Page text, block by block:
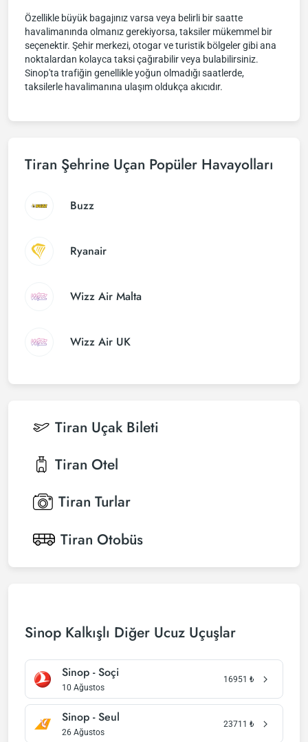
Özellikle büyük bagajınız varsa veya belirli bir saatte
havalimanında olmanız gerekiyorsa, taksiler mükemmel bir
seçenektir. Şehir merkezi, otogar ve turistik bölgeler gibi ana
noktalardan kolayca taksi çağırabilir veya bulabilirsiniz.
Sinop'ta trafiğin genellikle yoğun olmadığı saatlerde,
taksilerle havalimanına ulaşım oldukça akıcıdır.
Tiran Şehrine Uçan Popüler Havayolları
Buzz
Ryanair
Wizz Air Malta
Wizz Air UK
Tiran Uçak Bileti
Tiran Otel
Tiran Turlar
Tiran Otobüs
Sinop Kalkışlı Diğer Ucuz Uçuşlar
Sinop - Soçi
10 Ağustos
16951 ₺
Sinop - Seul
26 Ağustos
23711 ₺